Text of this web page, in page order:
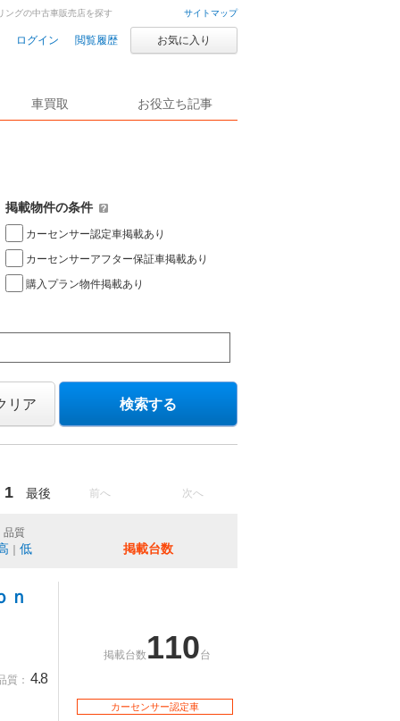
サイトマップ
ログイン 閲覧履歴 お気に入り
車買取 お役立ち記事
ングの中古車販売店を探す
掲載物件の条件
カーセンサー認定車掲載あり
カーセンサーアフター保証車掲載あり
購入プラン物件掲載あり
リア 検索する
前へ 次へ
1 最後
品質
低 掲載台数
ｎ
質： 4.8
掲載台数 110台
カーセンサー認定車